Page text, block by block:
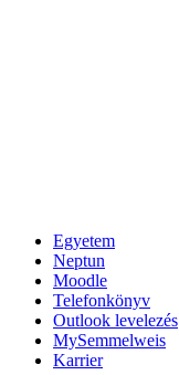
Egyetem
Neptun
Moodle
Telefonkönyv
Outlook levelezés
MySemmelweis
Karrier